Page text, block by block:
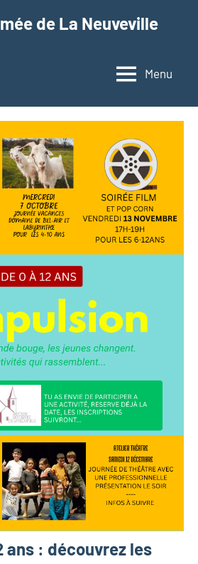
de La Neuveville
Menu
ans : découvrez les